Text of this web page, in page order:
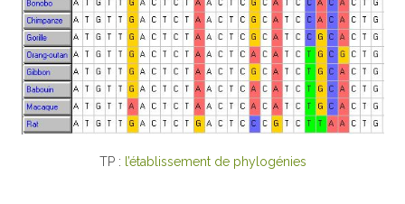
TP : l’établissement de phylogénies